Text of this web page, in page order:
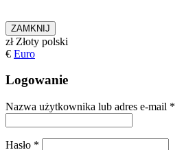
ZAMKNIJ
zł Złoty polski
€ Euro
Logowanie
Nazwa użytkownika lub adres e-mail *
Hasło *